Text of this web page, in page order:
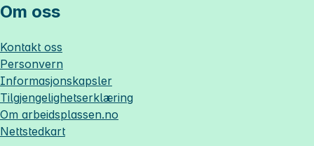
Om oss
Kontakt oss
Personvern
Informasjonskapsler
Tilgjengelighetserklæring
Om arbeidsplassen.no
Nettstedkart